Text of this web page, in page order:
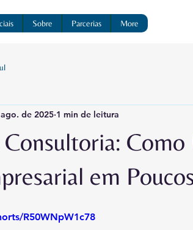
Sobre Parcerias More
em
de 2025 1 min de leitura
R50WNpW1c78